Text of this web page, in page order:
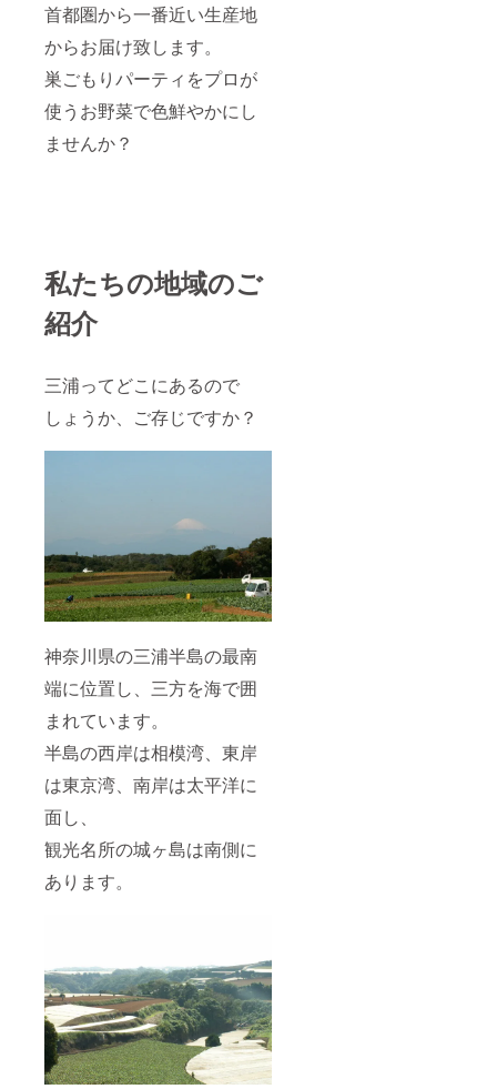
首都圏から一番近い生産地
からお届け致します。
巣ごもりパーティをプロが
使うお野菜で色鮮やかにし
ませんか？
私たちの地域のご
紹介
三浦ってどこにあるので
しょうか、ご存じですか？
神奈川県の三浦半島の最南
端に位置し、三方を海で囲
まれています。
半島の西岸は相模湾、東岸
は東京湾、南岸は太平洋に
面し、
観光名所の城ヶ島は南側に
あります。